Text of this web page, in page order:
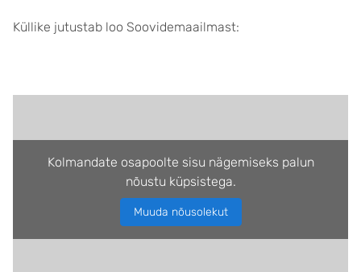
Küllike jutustab loo Soovidemaailmast:
Kolmandate osapoolte sisu nägemiseks palun
nõustu küpsistega.
Muuda nõusolekut